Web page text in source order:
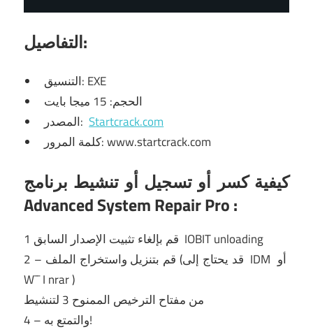
التفاصيل:
التنسيق: EXE
الحجم: 15 ميجا بايت
المصدر:Startcrack.com
كلمة المرور: www.startcrack.com
كيفية كسر أو تسجيل أو تنشيط برنامج
Advanced System Repair Pro:
IOBIT unloading
IDM
W¯¯I nrar)
من مفتاح الترخيص الممنوح 3 لتنشيط
4 – والتمتع به!